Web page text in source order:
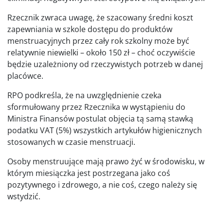
Rzecznik zwraca uwagę, że szacowany średni koszt
zapewniania w szkole dostępu do produktów
menstruacyjnych przez cały rok szkolny może być
relatywnie niewielki – około 150 zł – choć oczywiście
będzie uzależniony od rzeczywistych potrzeb w danej
placówce.
RPO podkreśla, że na uwzględnienie czeka
sformułowany przez Rzecznika w wystąpieniu do
Ministra Finansów postulat objęcia tą samą stawką
podatku VAT (5%) wszystkich artykułów higienicznych
stosowanych w czasie menstruacji.
Osoby menstruujące mają prawo żyć w środowisku, w
którym miesiączka jest postrzegana jako coś
pozytywnego i zdrowego, a nie coś, czego należy się
wstydzić.